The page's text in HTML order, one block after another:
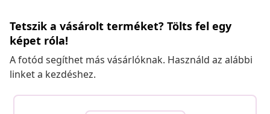
Tetszik a vásárolt terméket? Tölts fel egy
képet róla!
A fotód segíthet más vásárlóknak. Használd az alábbi
linket a kezdéshez.